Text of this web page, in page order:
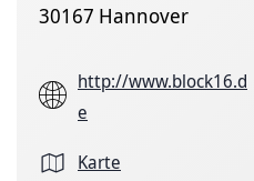
30167 Hannover
http://www.block16.d
e
Karte